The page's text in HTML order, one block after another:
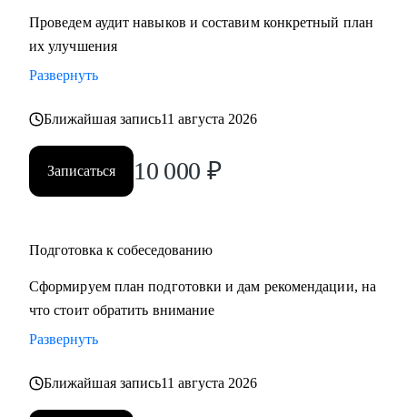
Проведем аудит навыков и составим конкретный план
их улучшения
Развернуть
Ближайшая запись11 августа 2026
Записаться 10 000 ₽
Подготовка к собеседованию
Сформируем план подготовки и дам рекомендации, на
что стоит обратить внимание
Развернуть
Ближайшая запись11 августа 2026